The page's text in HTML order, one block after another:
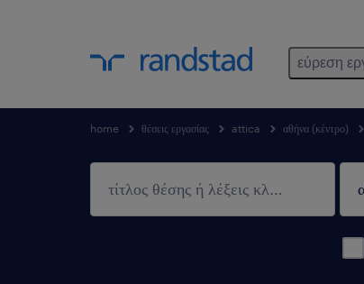
εύρεση
home θέσεις εργασίας attica αθήνα (κέντρο)